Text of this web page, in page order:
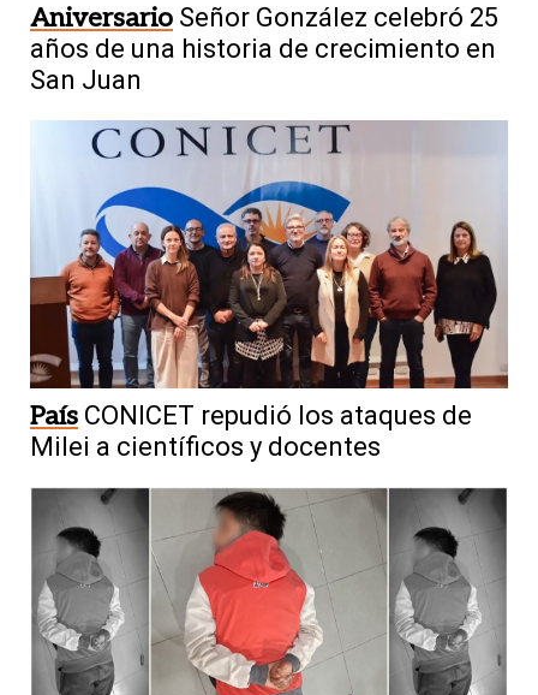
Aniversario Señor González celebró 25
años de una historia de crecimiento en
San Juan
País CONICET repudió los ataques de
Milei a científicos y docentes